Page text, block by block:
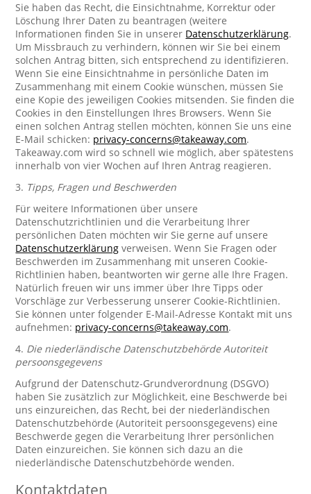
Sie haben das Recht, die Einsichtnahme, Korrektur oder
Löschung Ihrer Daten zu beantragen (weitere
Informationen finden Sie in unserer Datenschutzerklärung.
Um Missbrauch zu verhindern, können wir Sie bei einem
solchen Antrag bitten, sich entsprechend zu identifizieren.
Wenn Sie eine Einsichtnahme in persönliche Daten im
Zusammenhang mit einem Cookie wünschen, müssen Sie
eine Kopie des jeweiligen Cookies mitsenden. Sie finden die
Cookies in den Einstellungen Ihres Browsers. Wenn Sie
einen solchen Antrag stellen möchten, können Sie uns eine
E-Mail schicken: privacy-concerns@takeaway.com.
Takeaway.com wird so schnell wie möglich, aber spätestens
innerhalb von vier Wochen auf Ihren Antrag reagieren.
3. Tipps, Fragen und Beschwerden
Für weitere Informationen über unsere
Datenschutzrichtlinien und die Verarbeitung Ihrer
persönlichen Daten möchten wir Sie gerne auf unsere
Datenschutzerklärung verweisen. Wenn Sie Fragen oder
Beschwerden im Zusammenhang mit unseren Cookie-
Richtlinien haben, beantworten wir gerne alle Ihre Fragen.
Natürlich freuen wir uns immer über Ihre Tipps oder
Vorschläge zur Verbesserung unserer Cookie-Richtlinien.
Sie können unter folgender E-Mail-Adresse Kontakt mit uns
aufnehmen: privacy-concerns@takeaway.com.
4. Die niederländische Datenschutzbehörde Autoriteit
persoonsgegevens
Aufgrund der Datenschutz-Grundverordnung (DSGVO)
haben Sie zusätzlich zur Möglichkeit, eine Beschwerde bei
uns einzureichen, das Recht, bei der niederländischen
Datenschutzbehörde (Autoriteit persoonsgegevens) eine
Beschwerde gegen die Verarbeitung Ihrer persönlichen
Daten einzureichen. Sie können sich dazu an die
niederländische Datenschutzbehörde wenden.
Kontaktdaten